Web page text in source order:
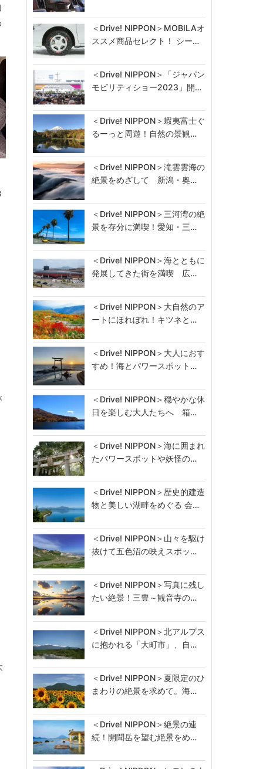
＜Drive! NIPPON＞MOBILAオ
ススメ商品セレクト！ シー…
＜Drive! NIPPON＞「ジャパン
モビリティショー2023」開…
＜Drive! NIPPON＞蝦夷富士ぐ
るーっと周遊！自然の景観…
＜Drive! NIPPON＞滝雲雲海の
絶景をめざして 新潟・奥…
＜Drive! NIPPON＞三河湾の絶
景を存分に満喫！愛知・三…
＜Drive! NIPPON＞海とともに
発展してきた街を満喫 広…
＜Drive! NIPPON＞大自然のア
ートにほれぼれ！キツネと…
＜Drive! NIPPON＞大人におす
すめ！海とパワースポット…
＜Drive! NIPPON＞穏やかな休
日を楽しむ大人たちへ 箱…
＜Drive! NIPPON＞海に囲まれ
たパワースポットや妖怪の…
＜Drive! NIPPON＞歴史的建造
物と美しい湖畔をめぐる 会…
＜Drive! NIPPON＞山々を駆け
抜けて五色沼の映えスポッ…
＜Drive! NIPPON＞写真に残し
たい絶景！三豊～観音寺の…
＜Drive! NIPPON＞北アルプス
に抱かれる「大町市」、自…
＜Drive! NIPPON＞夏限定のひ
まわりの絶景を求めて。海…
＜Drive! NIPPON＞絶景の連
続！開聞岳を望む絶景をめ…